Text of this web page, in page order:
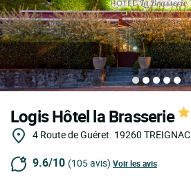
Logis Hôtel la Brasserie
4 Route de Guéret. 19260 TREIGNAC
9.6/10 (105 avis) Voir les avis